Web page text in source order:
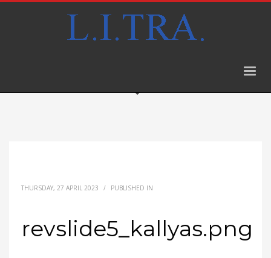
THURSDAY, 27 APRIL 2023 / PUBLISHED IN
revslide5_kallyas.png